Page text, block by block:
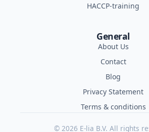
HACCP-training
General
About Us
Contact
Blog
Privacy Statement
Terms & conditions
© 2026 E-lia B.V. All rights